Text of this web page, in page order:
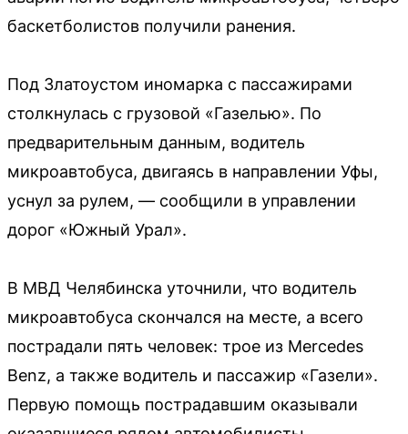
баскетболистов получили ранения.
Под Златоустом иномарка с пассажирами
столкнулась с грузовой «Газелью». По
предварительным данным, водитель
микроавтобуса, двигаясь в направлении Уфы,
уснул за рулем, — сообщили в управлении
дорог «Южный Урал».
В МВД Челябинска уточнили, что водитель
микроавтобуса скончался на месте, а всего
пострадали пять человек: трое из Mercedes
Benz, а также водитель и пассажир «Газели».
Первую помощь пострадавшим оказывали